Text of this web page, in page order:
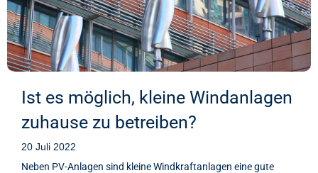
Ist es möglich, kleine Windanlagen
zuhause zu betreiben?
20 Juli 2022
Neben PV-Anlagen sind kleine Windkraftanlagen eine gute